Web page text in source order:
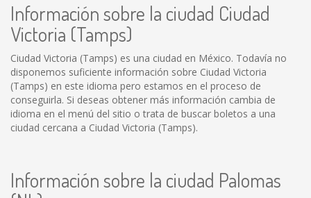
Información sobre la ciudad Ciudad
Victoria (Tamps)
Ciudad Victoria (Tamps) es una ciudad en México. Todavía no
disponemos suficiente información sobre Ciudad Victoria
(Tamps) en este idioma pero estamos en el proceso de
conseguirla. Si deseas obtener más información cambia de
idioma en el menú del sitio o trata de buscar boletos a una
ciudad cercana a Ciudad Victoria (Tamps).
Información sobre la ciudad Palomas